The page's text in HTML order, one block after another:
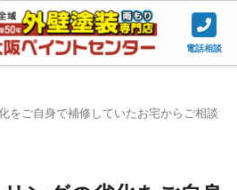
電話相談
をご自身で補修していたお宅からご相談